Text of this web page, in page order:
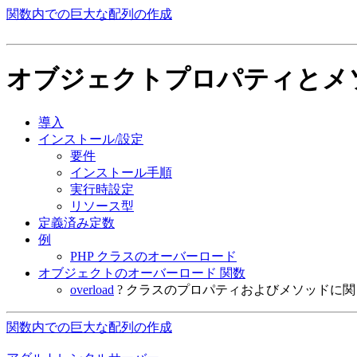
関数内での巨大な配列の作成
オブジェクトプロパティと
導入
インストール/設定
要件
インストール手順
実行時設定
リソース型
定義済み定数
例
PHP クラスのオーバーロード
オブジェクトのオーバーロード 関数
overload ? クラスのプロパティおよびメソッドに
関数内での巨大な配列の作成